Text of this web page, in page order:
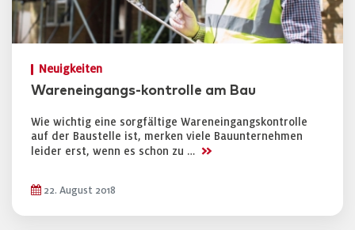
Neuigkeiten
Wareneingangs-kontrolle am Bau
Wie wichtig eine sorgfältige Wareneingangskontrolle
auf der Baustelle ist, merken viele Bauunternehmen
leider erst, wenn es schon zu … >>
22. August 2018